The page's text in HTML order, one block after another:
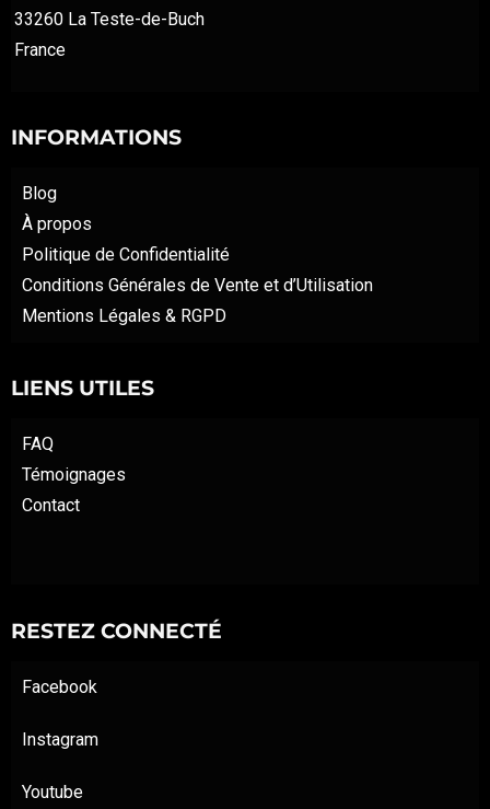
33260 La Teste-de-Buch
France
INFORMATIONS
Blog
À propos
Politique de Confidentialité
Conditions Générales de Vente et d’Utilisation
Mentions Légales & RGPD
LIENS UTILES
FAQ
Témoignages
Contact
RESTEZ CONNECTÉ
Facebook
Instagram
Youtube